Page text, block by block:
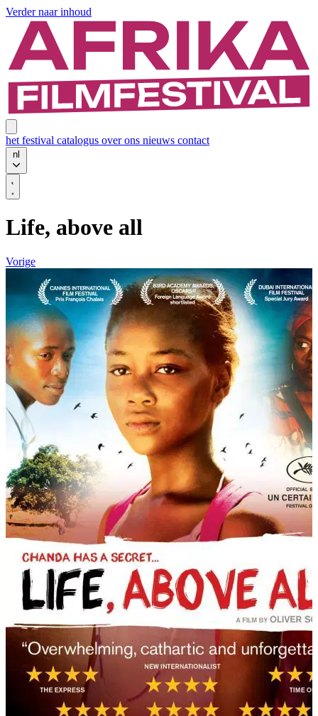
Verder naar inhoud
het festival catalogus over ons nieuws contact
nl
Life, above all
Vorige